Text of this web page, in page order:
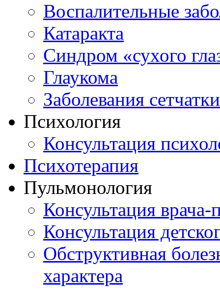
Воспалительные
Катаракта
Синдром «сухого
Глаукома
Заболевания сетчатки
Психология
Консультация
Психотерапия
Пульмонология
Консультация врача-
Консультация
Обструктивная
характера